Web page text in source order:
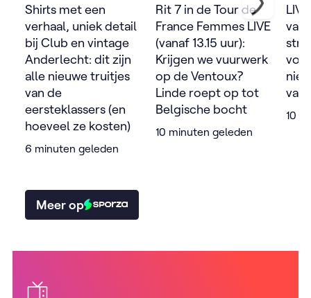
Shirts met een
verhaal, uniek detail
bij Club en vintage
Anderlecht: dit zijn
alle nieuwe truitjes
van de
eersteklassers (en
hoeveel ze kosten)
6 minuten geleden
Rit 7 in de Tour de
France Femmes LIVE
(vanaf 13.15 uur):
Krijgen we vuurwerk
op de Ventoux?
Linde roept op tot
Belgische bocht
10 minuten geleden
van
van
10
Meer op